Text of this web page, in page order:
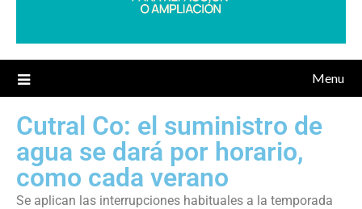
Menu
Cutral Co: el suministro de
agua se dará por horario,
como cada verano
Se aplican las interrupciones habituales a la temporada